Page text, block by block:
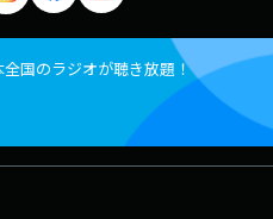
国のラジオが聴き放題！